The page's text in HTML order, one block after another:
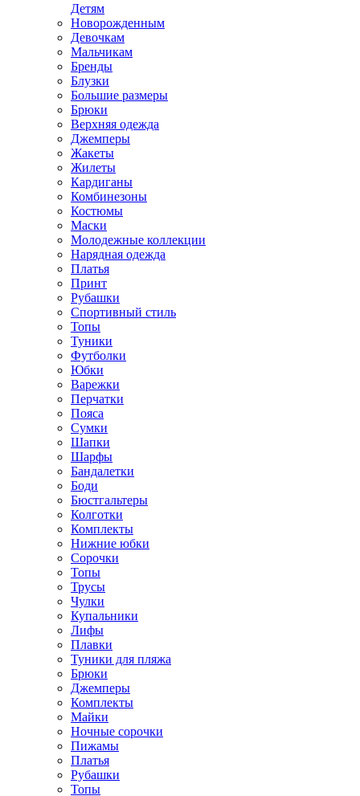
Детям
Новорожденным
Девочкам
Мальчикам
Бренды
Блузки
Большие размеры
Брюки
Верхняя одежда
Джемперы
Жакеты
Жилеты
Кардиганы
Комбинезоны
Костюмы
Маски
Молодежные коллекции
Нарядная одежда
Платья
Принт
Рубашки
Спортивный стиль
Топы
Туники
Футболки
Юбки
Варежки
Перчатки
Пояса
Сумки
Шапки
Шарфы
Бандалетки
Боди
Бюстгальтеры
Колготки
Комплекты
Нижние юбки
Сорочки
Топы
Трусы
Чулки
Купальники
Лифы
Плавки
Туники для пляжа
Брюки
Джемперы
Комплекты
Майки
Ночные сорочки
Пижамы
Платья
Рубашки
Топы